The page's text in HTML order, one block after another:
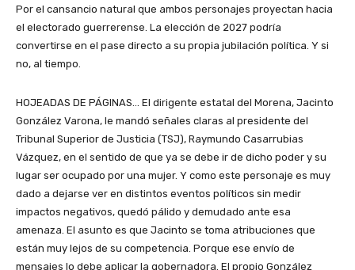
Por el cansancio natural que ambos personajes proyectan hacia
el electorado guerrerense. La elección de 2027 podría
convertirse en el pase directo a su propia jubilación política. Y si
no, al tiempo.
HOJEADAS DE PÁGINAS… El dirigente estatal del Morena, Jacinto
González Varona, le mandó señales claras al presidente del
Tribunal Superior de Justicia (TSJ), Raymundo Casarrubias
Vázquez, en el sentido de que ya se debe ir de dicho poder y su
lugar ser ocupado por una mujer. Y como este personaje es muy
dado a dejarse ver en distintos eventos políticos sin medir
impactos negativos, quedó pálido y demudado ante esa
amenaza. El asunto es que Jacinto se toma atribuciones que
están muy lejos de su competencia. Porque ese envío de
mensajes lo debe aplicar la gobernadora. El propio González